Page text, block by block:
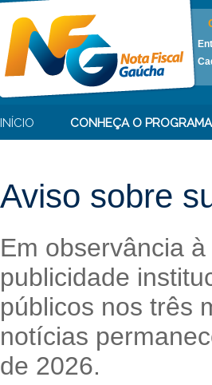
INÍCIO CONHEÇA O PROGRAMA
Aviso sobre
Em observância
publicidade
públicos nos três
notícias
de 2026.